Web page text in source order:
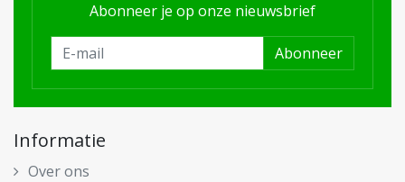
Abonneer je op onze nieuwsbrief
Abonneer
Informatie
Over ons